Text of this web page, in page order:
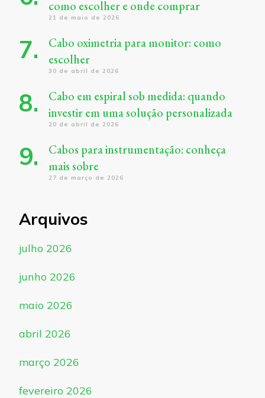
como escolher e onde comprar
21 de maio de 2026
Cabo oximetria para monitor: como
escolher
30 de abril de 2026
Cabo em espiral sob medida: quando
investir em uma solução personalizada
20 de abril de 2026
Cabos para instrumentação: conheça
mais sobre
27 de março de 2026
Arquivos
julho 2026
junho 2026
maio 2026
abril 2026
março 2026
fevereiro 2026